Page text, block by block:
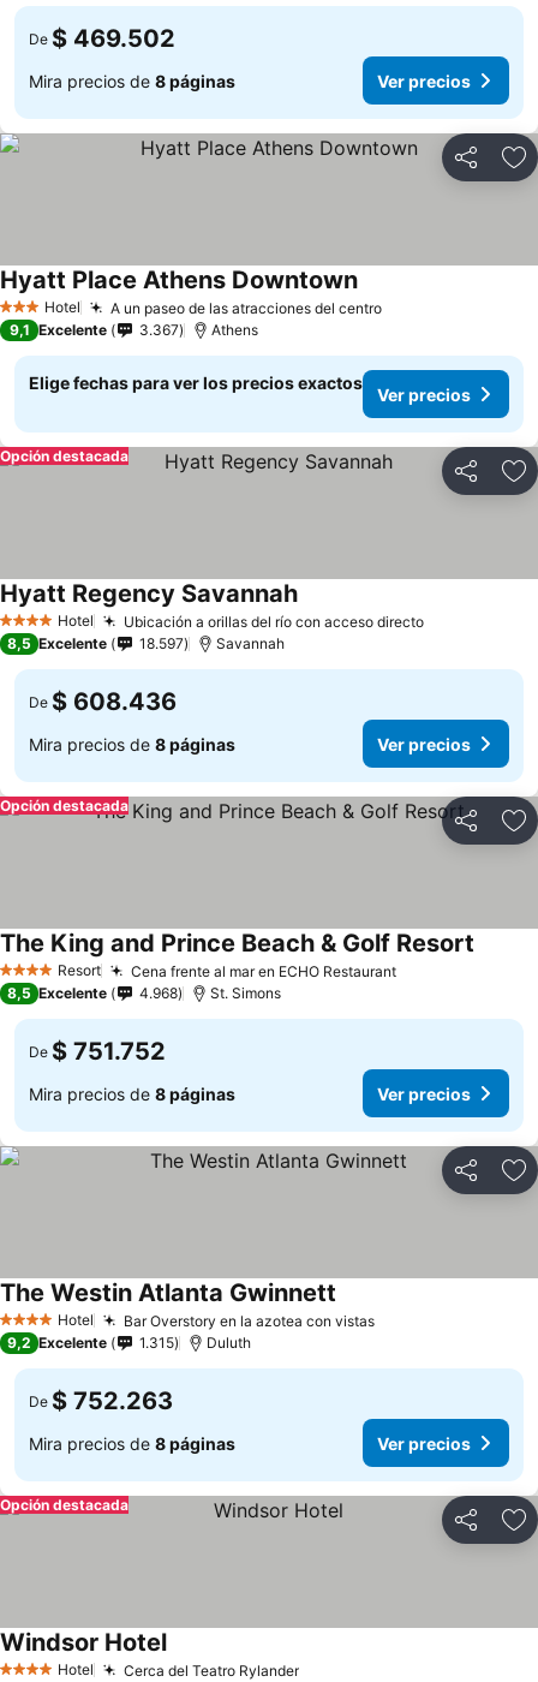
De $ 469.502
Mira precios de 8 páginas Ver precios
Compartir
3 Estrellas
Hotel A un paseo de las atracciones del centro
Hyatt Place Athens Downtown
9,1 Excelente 3.367 Athens
Elige fechas para ver los precios exactos
Ver precios
Compartir
Opción destacada
4 EstrellasHotel Ubicación a orillas del río con acceso directo
Hyatt Regency Savannah
8,5 Excelente 18.597 Savannah
De $ 608.436
Mira precios de 8 páginas Ver precios
Compartir
Opción destacada
4 EstrellasResort Cena frente al mar en ECHO Restaurant
The King and Prince Beach & Golf Resort
8,5 Excelente 4.968 St. Simons
De $ 751.752
Mira precios de 8 páginas Ver precios
Compartir
4 EstrellasHotel Bar Overstory en la azotea con vistas
The Westin Atlanta Gwinnett
9,2 Excelente 1.315 Duluth
De $ 752.263
Mira precios de 8 páginas Ver precios
Compartir
Opción destacada
4 EstrellasHotel Cerca del Teatro Rylander
Windsor Hotel